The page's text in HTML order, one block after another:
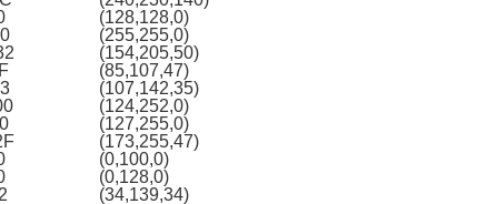
(128,128,0)
(255,255,0)
(154,205,50)
(85,107,47)
(107,142,35)
(124,252,0)
(127,255,0)
(173,255,47)
(0,100,0)
(0,128,0)
(34,139,34)